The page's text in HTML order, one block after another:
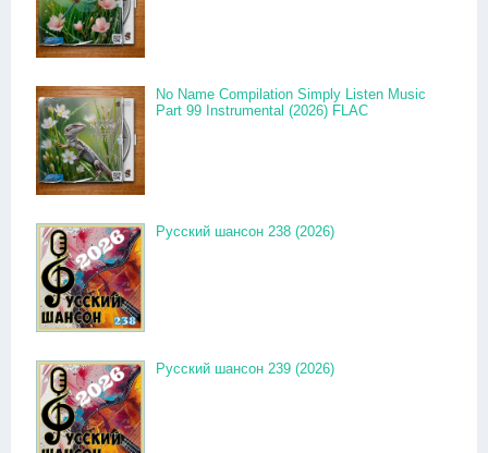
No Name Compilation Simply Listen Music
Part 99 Instrumental (2026) FLAC
Русский шансон 238 (2026)
Русский шансон 239 (2026)